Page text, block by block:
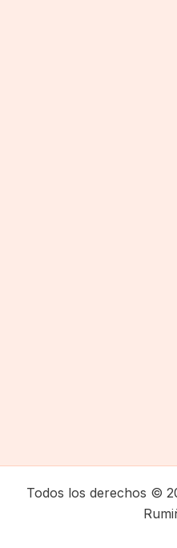
Todos los derechos ©